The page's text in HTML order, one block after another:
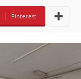
Pinterest